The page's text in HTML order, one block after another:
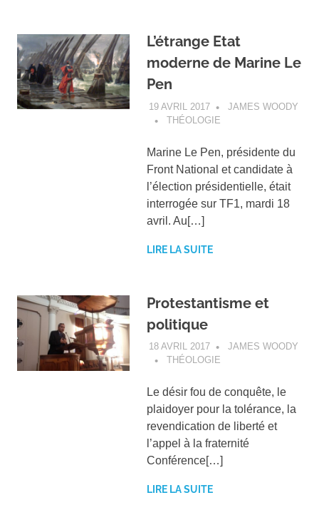
L’étrange Etat
moderne de Marine Le
Pen
19 AVRIL 2017
JAMES WOODY
THÉOLOGIE
Marine Le Pen, présidente du
Front National et candidate à
l’élection présidentielle, était
interrogée sur TF1, mardi 18
avril. Au[…]
LIRE LA SUITE
Protestantisme et
politique
18 AVRIL 2017
JAMES WOODY
THÉOLOGIE
Le désir fou de conquête, le
plaidoyer pour la tolérance, la
revendication de liberté et
l’appel à la fraternité
Conférence[…]
LIRE LA SUITE